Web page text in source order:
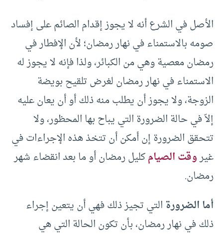
الأصل في الشرع أنه لا يجوز إقدام الصائم على إفساد
صومه بالاستمناء في نهار رمضان؛ لأن الإفطار في
رمضان معصية وهي من الكبائر، ولذا فإنه لا يجوز له
الاستمناء في نهار رمضان لغرض تلقيح بويضة
الزوجة، ولا يجوز أن يطلب منه ذلك أو أن يعان عليه
إلاّ في حالة الضرورة التي يباح بها المحظور، ولا
تتحقق الضرورة إن أمكن أن تتخذ هذه الإجراءات في
غيروقت الصيامكليل رمضان أو ما بعد انقضاء شهر
رمضان.
أما الضرورةالتي تجيز ذلك فهي أن يتعين إجراء
ذلك في نهار رمضان، بأن تكون الحالة التي هي